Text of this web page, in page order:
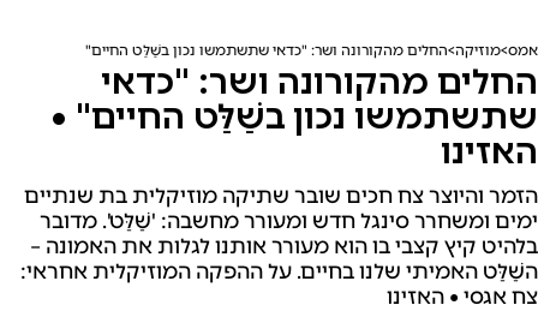
אמס מוזיקה החלים מהקורונה ושר: "כדאי שתשתמשו נכון בשַׁלַּט החיים" • האזינו
החלים מהקורונה ושר: "כדאי
שתשתמשו נכון בשַׁלַּט החיים" •
האזינו
הזמר והיוצר צח חכים שובר שתיקה מוזיקלית בת שנתיים
ימים ומשחרר סינגל חדש ומעורר מחשבה: 'שַׁלַּט'. מדובר
בלהיט קיץ קצבי בו הוא מעורר אותנו לגלות את האמונה –
השַׁלַּט האמיתי שלנו בחיים. על ההפקה המוזיקלית אחראי:
צח אגסי • האזינו